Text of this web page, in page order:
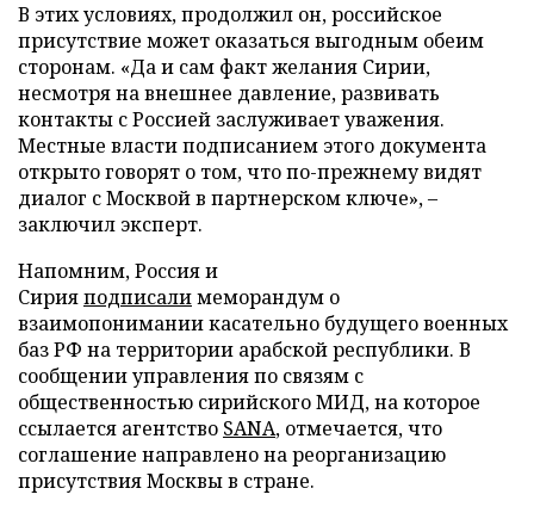
В этих условиях, продолжил он, российское
присутствие может оказаться выгодным обеим
сторонам. «Да и сам факт желания Сирии,
несмотря на внешнее давление, развивать
контакты с Россией заслуживает уважения.
Местные власти подписанием этого документа
открыто говорят о том, что по-прежнему видят
диалог с Москвой в партнерском ключе», –
заключил эксперт.
Напомним, Россия и
Сирияподписалимеморандум о
взаимопонимании касательно будущего военных
баз РФ на территории арабской республики. В
сообщении управления по связям с
общественностью сирийского МИД, на которое
ссылается агентство SANA, отмечается, что
соглашение направлено на реорганизацию
присутствия Москвы в стране.